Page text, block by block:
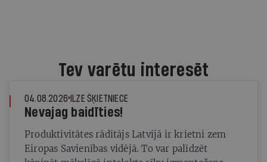
Tev varētu interesēt
04.08.2026 ILZE ŠĶIETNIECE
Nevajag baidīties!
Produktivitātes rādītājs Latvijā ir krietni zem
Eiropas Savienības vidējā. To var palīdzēt